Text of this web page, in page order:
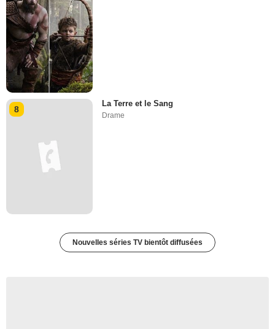
8
La Terre et le Sang
Drame
Nouvelles séries TV bientôt diffusées